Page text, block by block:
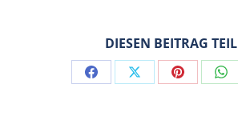
DIESEN BEITRAG
Share Share Share